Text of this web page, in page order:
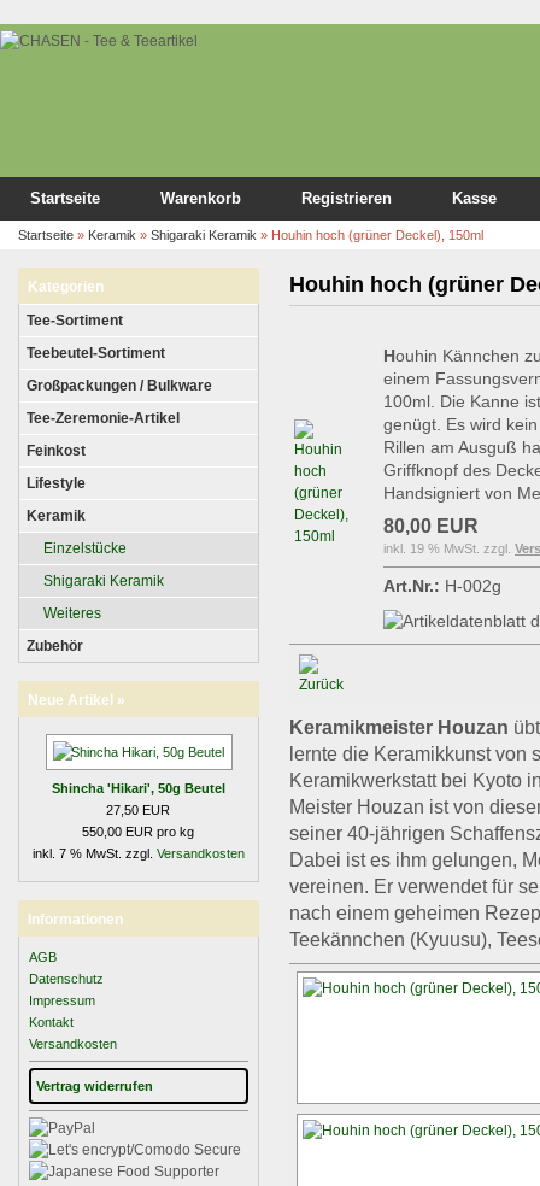
Startseite Warenkorb Registrieren Kasse
Startseite » Keramik » Shigaraki Keramik » Houhin hoch (grüner Deckel), 150ml
Kategorien
Tee-Sortiment
Teebeutel-Sortiment
Großpackungen / Bulkware
Tee-Zeremonie-Artikel
Feinkost
Lifestyle
Keramik
Einzelstücke
Shigaraki Keramik
Weiteres
Zubehör
Neue Artikel »
Shincha 'Hikari', 50g Beutel
27,50 EUR
550,00 EUR pro kg
inkl. 7 % MwSt. zzgl. Versandkosten
Informationen
AGB
Datenschutz
Impressum
Kontakt
Versandkosten
Vertrag widerrufen
Houhin hoch (grüner
Houhin Kännchen
einem
100ml. Die Kanne
genügt. Es wird
Rillen am Ausguß
Griffknopf des
Handsigniert von
80,00 EUR
inkl. 19 % MwSt. zzgl.
Art.Nr.: H-002g
Keramikmeister Houzan
lernte die Keramikkunst von
Keramikwerkstatt bei Kyoto
Meister Houzan ist von
seiner 40-jährigen
Dabei ist es ihm gelungen,
vereinen. Er verwendet für
nach einem geheimen
Teekännchen (Kyuusu),